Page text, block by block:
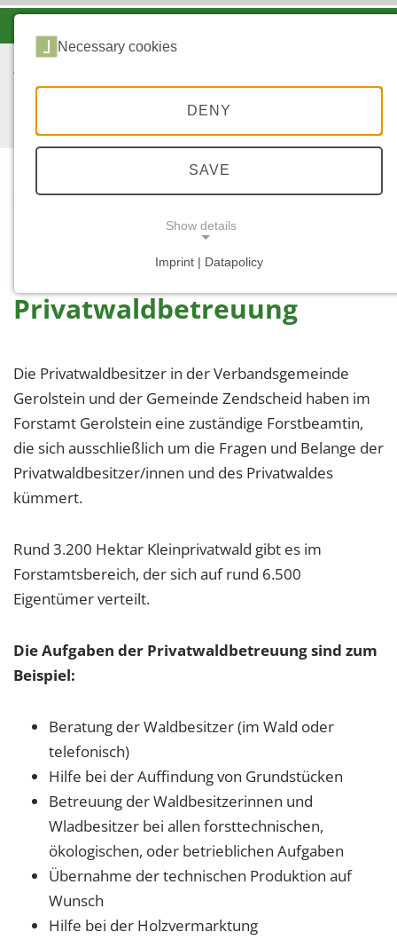
STARTSEITE
...
PRIVATWALDBETREUU
Privatwaldbetreuung
Die Privatwaldbesitzer in der Verbandsgemeinde
Gerolstein und der Gemeinde Zendscheid haben im
Forstamt Gerolstein eine zuständige Forstbeamtin,
die sich ausschließlich um die Fragen und Belange der
Privatwaldbesitzer/innen und des Privatwaldes
kümmert.
Rund 3.200 Hektar Kleinprivatwald gibt es im
Forstamtsbereich, der sich auf rund 6.500
Eigentümer verteilt.
Die Aufgaben der Privatwaldbetreuung sind zum
Beispiel:
Beratung der Waldbesitzer (im Wald oder
telefonisch)
Hilfe bei der Auffindung von Grundstücken
Betreuung der Waldbesitzerinnen und
Wladbesitzer bei allen forsttechnischen,
ökologischen, oder betrieblichen Aufgaben
Übernahme der technischen Produktion auf
Wunsch
Hilfe bei der Holzvermarktung
Necessary cookies
DENY
SAVE
Show details
Imprint | Datapolicy